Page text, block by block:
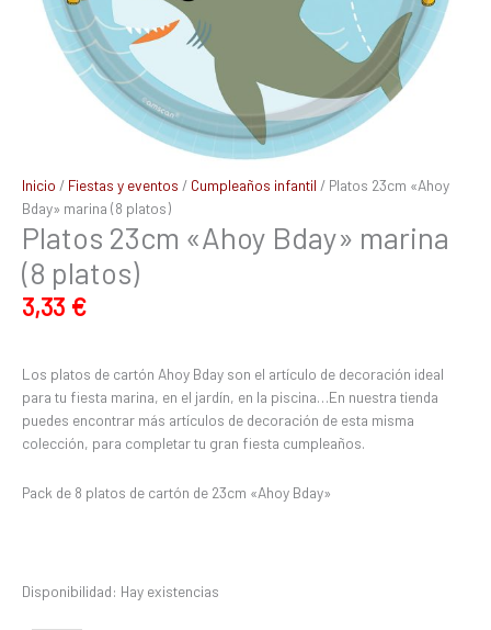
Inicio / Fiestas y eventos / Cumpleaños infantil / Platos 23cm «Ahoy
Bday» marina (8 platos)
Platos 23cm «Ahoy Bday» marina
(8 platos)
3,33 €
Los platos de cartón Ahoy Bday son el artículo de decoración ideal
para tu fiesta marina, en el jardín, en la piscina…En nuestra tienda
puedes encontrar más artículos de decoración de esta misma
colección, para completar tu gran fiesta cumpleaños.
Pack de 8 platos de cartón de 23cm «Ahoy Bday»
Disponibilidad: Hay existencias